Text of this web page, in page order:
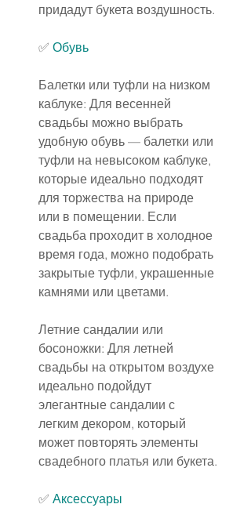
придадут букета воздушность.
✅ Обувь
Балетки или туфли на низком
каблуке: Для весенней
свадьбы можно выбрать
удобную обувь — балетки или
туфли на невысоком каблуке,
которые идеально подходят
для торжества на природе
или в помещении. Если
свадьба проходит в холодное
время года, можно подобрать
закрытые туфли, украшенные
камнями или цветами.
Летние сандалии или
босоножки: Для летней
свадьбы на открытом воздухе
идеально подойдут
элегантные сандалии с
легким декором, который
может повторять элементы
свадебного платья или букета.
✅ Аксессуары